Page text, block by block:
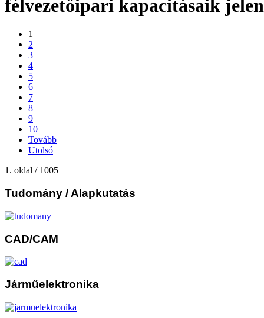
félvezetőipari kapacitásaik
1
2
3
4
5
6
7
8
9
10
Tovább
Utolsó
1. oldal / 1005
Tudomány / Alapkutatás
CAD/CAM
Járműelektronika